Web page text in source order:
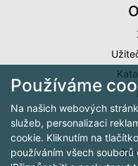
Používáme
Na našich webových
služeb, personalizaci
cookie. Kliknutím na
používáním všech